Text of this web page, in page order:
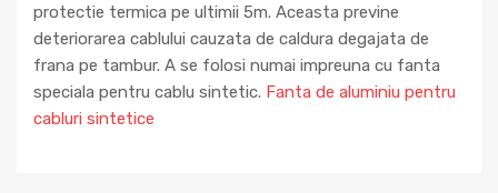
protectie termica pe ultimii 5m. Aceasta previne
deteriorarea cablului cauzata de caldura degajata de
frana pe tambur. A se folosi numai impreuna cu fanta
speciala pentru cablu sintetic. Fanta de aluminiu pentru
cabluri sintetice